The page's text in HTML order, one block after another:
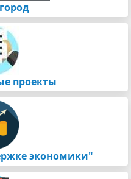
проекты
экономики"